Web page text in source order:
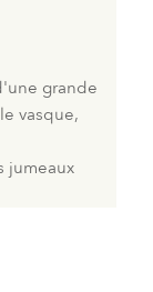
grande
vasque,
jumeaux